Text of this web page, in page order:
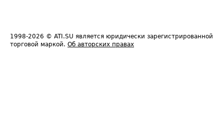
1998-2026 © ATI.SU является юридически зарегистрированной
торговой маркой. Об авторских правах